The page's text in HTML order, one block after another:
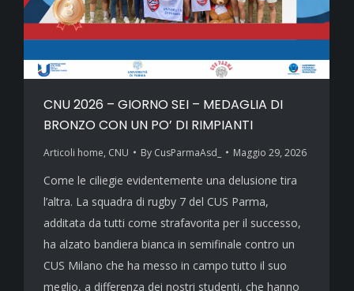
CNU 2026 – GIORNO SEI – MEDAGLIA DI
BRONZO CON UN PO’ DI RIMPIANTI
Articoli home, CNU By CusParmaAsd_ Maggio 29, 2026
Come le ciliegie evidentemente una delusione tira
l’altra. La squadra di rugby 7 del CUS Parma,
additata da tutti come strafavorita per il successo,
ha alzato bandiera bianca in semifinale contro un
CUS Milano che ha messo in campo tutto il suo
meglio, a differenza dei nostri studenti, che hanno